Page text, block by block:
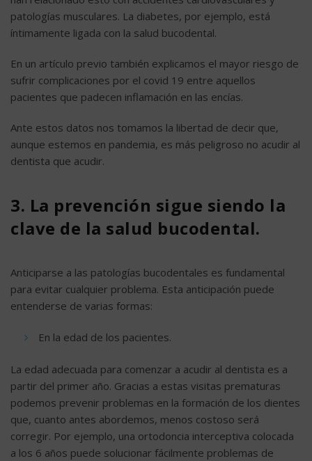
patologías musculares. La diabetes, por ejemplo, está
íntimamente ligada con la salud bucodental.
En un artículo previo también explicamos el mayor riesgo de
sufrir complicaciones por el covid 19 entre aquellos
pacientes que padecen inflamación en las encías.
Ante estos datos nos tomamos la libertad de decir que,
aunque estemos en pandemia, es más peligroso no acudir al
dentista que acudir.
3. La prevención sigue siendo la
clave de la salud bucodental.
Anticiparse a las patologías bucodentales es fundamental
para evitar cualquier problema. Esta anticipación puede
entenderse de varias formas:
En la edad de los pacientes.
La edad adecuada para comenzar a acudir al dentista es a
partir del primer año. Gracias a estas visitas prematuras
podemos prevenir problemas en la formación de los dientes
que, cuanto antes abordemos, menos costoso será
corregir. Por ejemplo, una ortodoncia interceptiva colocada
a los 6 años puede solucionar fácilmente problemas de